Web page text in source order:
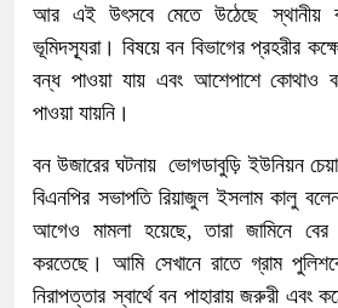
আর এই উৎসবে মেতে উঠেছে স্থানীয়
ভূমিদস্যূরা। বিষয়ে বন বিভাগের প্রহরীর
বন্ধ পাওয়া যায় এবং আশেপাশে কোথাও
পাওয়া যায়নি।
বন উজারের ঘটনায় ভোগডাবুড়ি ইউনিয়ন
বিএনপির সভাপতি রিয়াজুল ইসলাম কালু
আগেও মামলা হয়েছে, তারা জামিনে
করতেছে। আমি সেখানে রাতে গ্রাম
নিরাপত্তার স্বার্থে বন পাহারায় জরুরী এবং